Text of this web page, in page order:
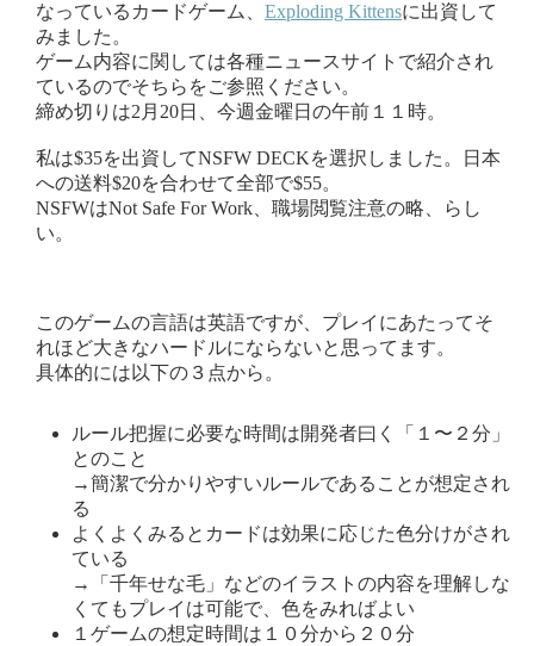
なっているカードゲーム、 Exploding Kittensに出資して
みました。
ゲーム内容に関しては各種ニュースサイトで紹介され
ているのでそちらをご参照ください。
締め切りは2月20日、今週金曜日の午前１１時。
私は$35を出資してNSFW DECKを選択しました。日本
への送料$20を合わせて全部で$55。
NSFWはNot Safe For Work、職場閲覧注意の略、らし
い。
このゲームの言語は英語ですが、プレイにあたってそ
れほど大きなハードルにならないと思ってます。
具体的には以下の３点から。
ルール把握に必要な時間は開発者曰く「１〜２分」
とのこと
→簡潔で分かりやすいルールであることが想定され
る
よくよくみるとカードは効果に応じた色分けがされ
ている
→「千年せな毛」などのイラストの内容を理解しな
くてもプレイは可能で、色をみればよい
１ゲームの想定時間は１０分から２０分